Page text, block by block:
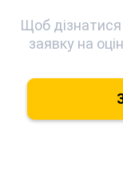
Щоб дізнатися
заявку на